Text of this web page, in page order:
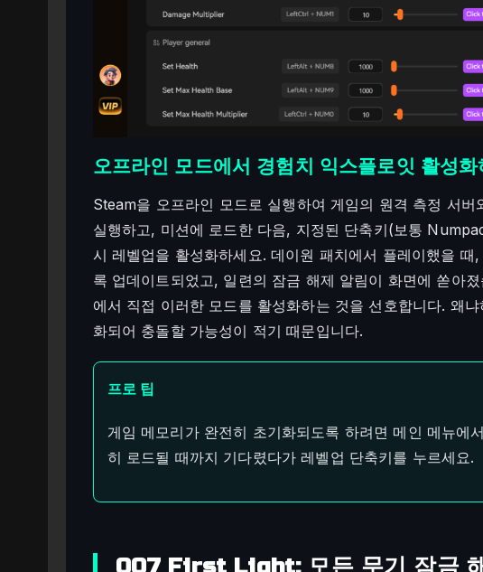
오프라인 모드에서 경험치 익스플로잇 활성화
Steam을 오프라인 모드로 실행하여 게임의 원격 측정 서
실행하고, 미션에 로드한 다음, 지정된 단축키(보통
시 레벨업을 활성화하세요. 데이원 패치에서 플레이했을
록 업데이트되었고, 일련의 잠금 해제 알림이 화면에 쏟아
에서 직접 이러한 모드를 활성화하는 것을 선호합니다. 왜
화되어 충돌할 가능성이 적기 때문입니다.
프로 팁
게임 메모리가 완전히 초기화되도록 하려면 메인 메뉴에
히 로드될 때까지 기다렸다가 레벨업 단축키를 누르세요.
007 First Light: 모든 무기 잠금